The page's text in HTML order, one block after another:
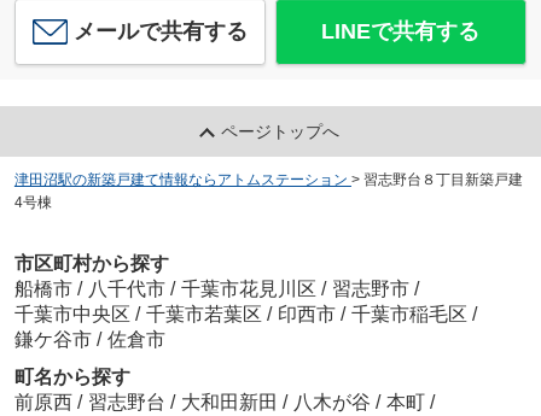
メールで共有する LINEで共有する
ページトップへ
津田沼駅の新築戸建て情報ならアトムステーション > 習志野台８丁目新築戸建
4号棟
市区町村から探す
船橋市 / 八千代市 / 千葉市花見川区 / 習志野市 /
千葉市中央区 / 千葉市若葉区 / 印西市 / 千葉市稲毛区 /
鎌ケ谷市 / 佐倉市
町名から探す
前原西 / 習志野台 / 大和田新田 / 八木が谷 / 本町 /